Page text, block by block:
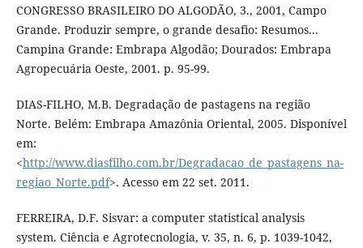
CONGRESSO BRASILEIRO DO ALGODÃO, 3., 2001, Campo
Grande. Produzir sempre, o grande desafio: Resumos...
Campina Grande: Embrapa Algodão; Dourados: Embrapa
Agropecuária Oeste, 2001. p. 95-99.
DIAS-FILHO, M.B. Degradação de pastagens na região
Norte. Belém: Embrapa Amazônia Oriental, 2005. Disponível
em:
<http://www.diasfilho.com.br/Degradacao_de_pastagens_na-
regiao_Norte.pdf>. Acesso em 22 set. 2011.
FERREIRA, D.F. Sisvar: a computer statistical analysis
system. Ciência e Agrotecnologia, v. 35, n. 6, p. 1039-1042,